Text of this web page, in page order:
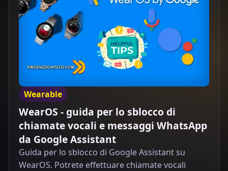
Wearable
WearOS - guida per lo sblocco di
chiamate vocali e messaggi WhatsApp
da Google Assistant
Guida per lo sblocco di Google Assistant su
WearOS. Potrete effettuare chiamate vocali